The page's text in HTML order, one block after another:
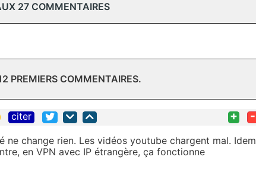
27 COMMENTAIRES
PREMIERS COMMENTAIRES.
citer + -
ne change rien. Les vidéos youtube chargent mal. Idem
en VPN avec IP étrangère, ça fonctionne